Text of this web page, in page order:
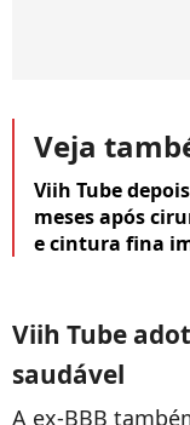
Veja
Viih Tube
meses após
e cintura fina
Viih Tube
saudável
A ex-BBB